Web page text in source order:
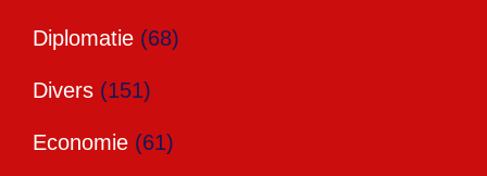
Diplomatie (68)
Divers (151)
Economie (61)